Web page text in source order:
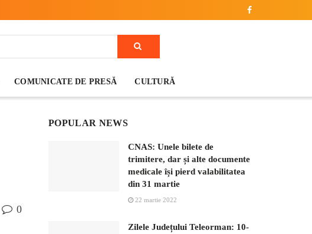
COMUNICATE DE PRESĂ CULTURĂ
0
POPULAR NEWS
CNAS: Unele bilete de
trimitere, dar și alte documente
medicale își pierd valabilitatea
din 31 martie
22 martie 2022
Zilele Județului Teleorman: 10-